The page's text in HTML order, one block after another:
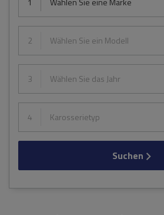
2 Wählen Sie ein Modell
3 Wählen Sie das Jahr
4 Karosserietyp
Suchen